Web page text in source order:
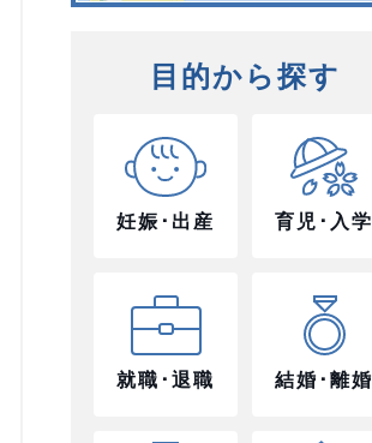
目的から探す
妊娠･出産 育児･入学
就職･退職 結婚･離婚